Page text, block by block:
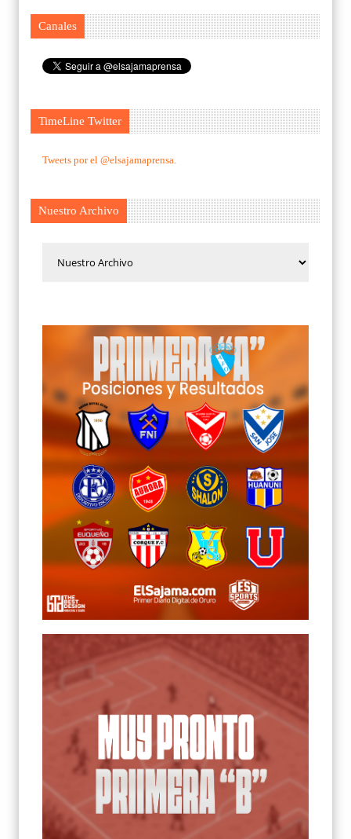
Canales
TimeLine Twitter
Tweets por el @elsajamaprensa.
Nuestro Archivo